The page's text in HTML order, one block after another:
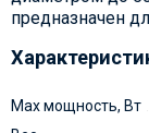
предназначен
Max мощность, Вт